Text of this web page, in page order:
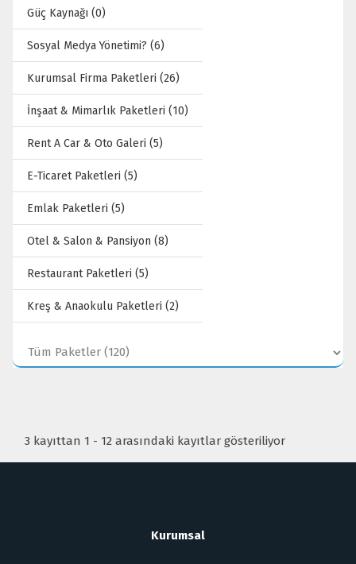
Güç Kaynağı (0)
Sosyal Medya Yönetimi? (6)
Kurumsal Firma Paketleri (26)
İnşaat & Mimarlık Paketleri (10)
Rent A Car & Oto Galeri (5)
E-Ticaret Paketleri (5)
Emlak Paketleri (5)
Otel & Salon & Pansiyon (8)
Restaurant Paketleri (5)
Kreş & Anaokulu Paketleri (2)
3 kayıttan 1 - 12 arasındaki kayıtlar gösteriliyor
Kurumsal